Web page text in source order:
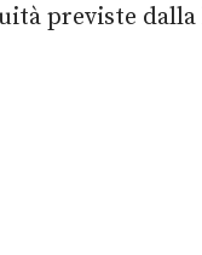
previste dalla